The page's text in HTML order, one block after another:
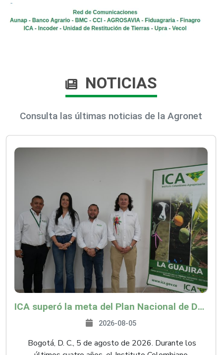
NOTICIAS
Consulta las últimas noticias de la Agronet
ICA superó la meta del Plan Nacional de Desarrollo y abrió 61 mercados internacionales
2026-08-05
Bogotá, D. C., 5 de agosto de 2026. Durante los